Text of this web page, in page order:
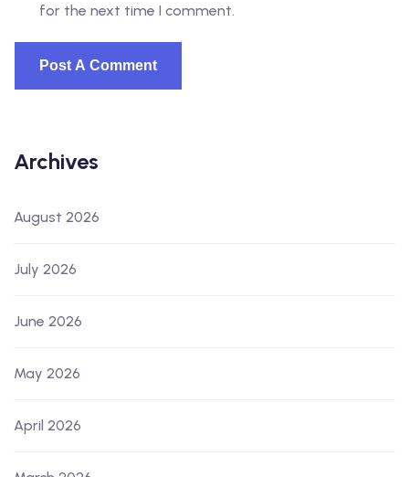
for the next time I comment.
Archives
August 2026
July 2026
June 2026
May 2026
April 2026